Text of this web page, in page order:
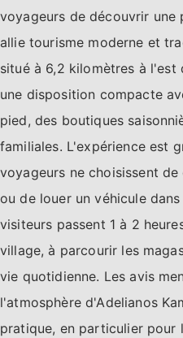
voyageurs de découvrir
allie tourisme moderne et
situé à 6,2 kilomètres à l'est
une disposition compacte
pied, des boutiques
familiales. L'expérience est
voyageurs ne choisissent
ou de louer un véhicule
visiteurs passent 1 à 2
village, à parcourir les
vie quotidienne. Les avis
l'atmosphère d'Adelianos
pratique, en particulier pour